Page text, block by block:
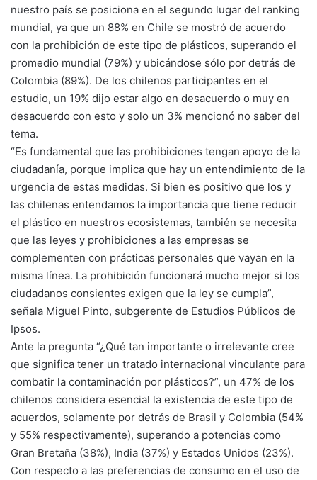
nuestro país se posiciona en el segundo lugar del ranking
mundial, ya que un 88% en Chile se mostró de acuerdo
con la prohibición de este tipo de plásticos, superando el
promedio mundial (79%) y ubicándose sólo por detrás de
Colombia (89%). De los chilenos participantes en el
estudio, un 19% dijo estar algo en desacuerdo o muy en
desacuerdo con esto y solo un 3% mencionó no saber del
tema.
“Es fundamental que las prohibiciones tengan apoyo de la
ciudadanía, porque implica que hay un entendimiento de la
urgencia de estas medidas. Si bien es positivo que los y
las chilenas entendamos la importancia que tiene reducir
el plástico en nuestros ecosistemas, también se necesita
que las leyes y prohibiciones a las empresas se
complementen con prácticas personales que vayan en la
misma línea. La prohibición funcionará mucho mejor si los
ciudadanos consientes exigen que la ley se cumpla”,
señala Miguel Pinto, subgerente de Estudios Públicos de
Ipsos.
Ante la pregunta “¿Qué tan importante o irrelevante cree
que significa tener un tratado internacional vinculante para
combatir la contaminación por plásticos?”, un 47% de los
chilenos considera esencial la existencia de este tipo de
acuerdos, solamente por detrás de Brasil y Colombia (54%
y 55% respectivamente), superando a potencias como
Gran Bretaña (38%), India (37%) y Estados Unidos (23%).
Con respecto a las preferencias de consumo en el uso de